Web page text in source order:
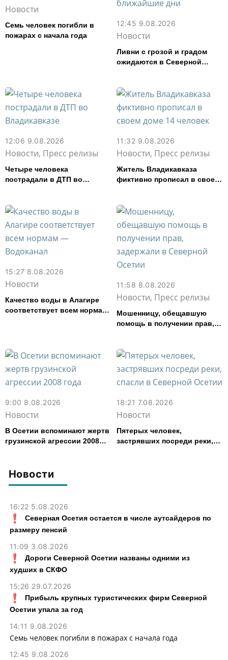
Новости
16:22 5.08.2026
Северная Осетия остается в числе аутсайдеров по
размеру пенсий
11:09 3.08.2026
Дороги Северной Осетии названы одними из
худших в СКФО
15:26 29.07.2026
Прибыль крупных туристических фирм Северной
Осетии упала за год
14:11 9.08.2026
Семь человек погибли в пожарах с начала года
12:45 9.08.2026
Новости
Семь человек погибли в
пожарах с начала года
12:45 9.08.2026
Новости
Ливни с грозой и градом
ожидаются в Северной
12:06 9.08.2026
Новости, Пресс релизы
Четыре человека
пострадали в ДТП во
11:32 9.08.2026
Новости, Пресс релизы
Житель Владикавказа
фиктивно прописал в своем
15:27 8.08.2026
Новости
Качество воды в Алагире
соответствует всем нормам
11:58 8.08.2026
Новости, Пресс релизы
Мошенницу, обещавшую
помощь в получении прав,
9:00 8.08.2026
Новости
В Осетии вспоминают жертв
грузинской агрессии 2008
18:21 7.08.2026
Новости
Пятерых человек,
застрявших посреди реки,